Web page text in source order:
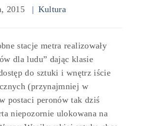
2015 Kultura
stacje metra realizowały
dla ludu” dając klasie
do sztuki i wnętrz iście
(przynajmniej w
postaci peronów tak dziś
niepozornie ulokowana na